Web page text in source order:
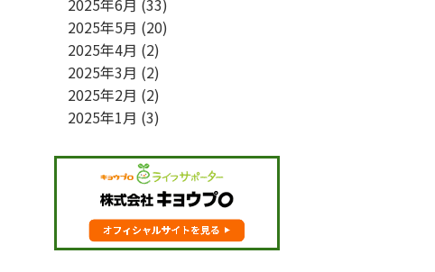
2025年5月 (20)
2025年4月 (2)
2025年3月 (2)
2025年2月 (2)
2025年1月 (3)